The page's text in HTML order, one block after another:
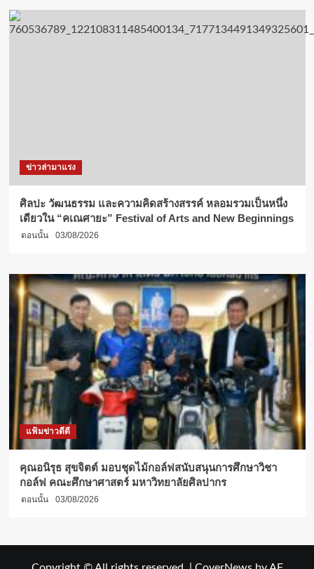
ข่าวล่ามาแรง
ศิลปะ วัฒนธรรม และความคิดสร้างสรรค์ หลอมรวมเป็นหนึ่ง
เดียวใน “คเณศายะ” Festival of Arts and New Beginnings
ตอนนั้น 03/08/2026
แฟ้มข่าวดีดี
คุณอนิรุธ สุขจิตต์ มอบชุดไม้กอล์ฟสนับสนุนการศึกษาวิชา
กอล์ฟ คณะศึกษาศาสตร์ มหาวิทยาลัยศิลปากร
ตอนนั้น 03/08/2026